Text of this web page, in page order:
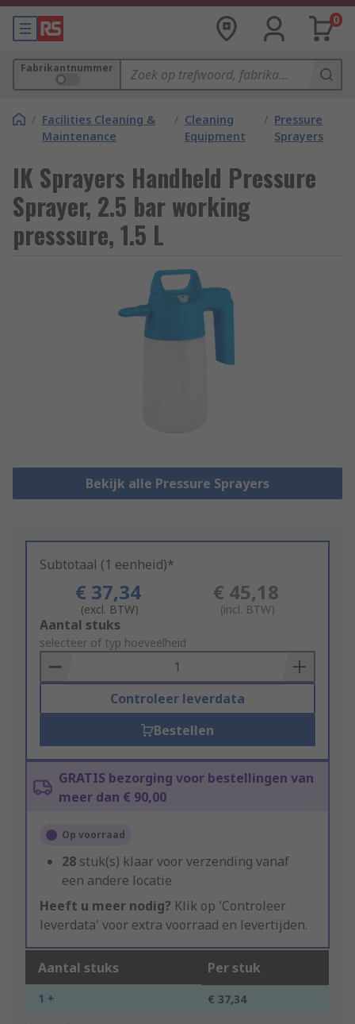
0
Fabrikantnummer
/ Facilities Cleaning &
Maintenance
/ Cleaning
Equipment
/ Pressure
Sprayers
IK Sprayers Handheld Pressure
Sprayer, 2.5 bar working
presssure, 1.5 L
Bekijk alle Pressure Sprayers
Subtotaal (1 eenheid)*
€ 37,34
(excl. BTW)
€ 45,18
(incl. BTW)
Add
to
Basket
Aantal stuks
selecteer of typ hoeveelheid
Controleer leverdata
Bestellen
GRATIS bezorging voor bestellingen van
meer dan € 90,00
Op voorraad
28 stuk(s) klaar voor verzending vanaf
een andere locatie
Heeft u meer nodig? Klik op 'Controleer
leverdata' voor extra voorraad en levertijden.
Aantal stuks Per stuk
1 + € 37,34